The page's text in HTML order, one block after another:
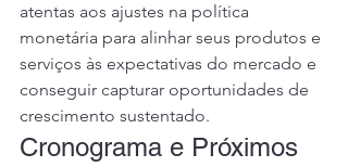
atentas aos ajustes na política
monetária para alinhar seus produtos e
serviços às expectativas do mercado e
conseguir capturar oportunidades de
crescimento sustentado.
Cronograma e Próximos